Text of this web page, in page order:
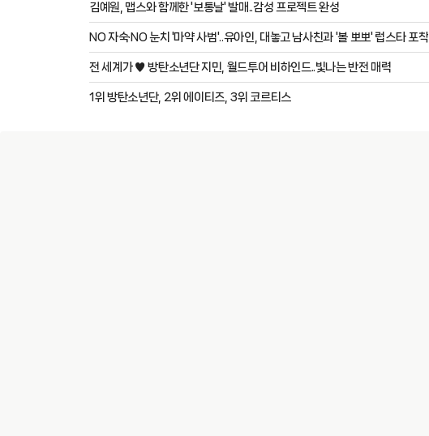
김예원, 맵스와 함께한 '보통날' 발매..감성 프로젝트 완성
NO 자숙·NO 눈치 '마약 사범'..유아인, 대놓고 남사친과 '볼 뽀뽀' 럽스타 포착
전 세계가 ♥ 방탄소년단 지민, 월드투어 비하인드..빛나는 반전 매력
1위 방탄소년단, 2위 에이티즈, 3위 코르티스